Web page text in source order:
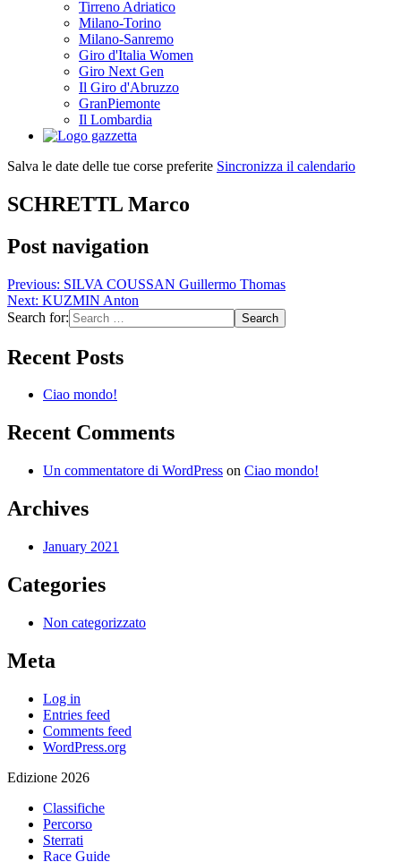
Tirreno Adriatico
Milano-Torino
Milano-Sanremo
Giro d'Italia Women
Giro Next Gen
Il Giro d'Abruzzo
GranPiemonte
Il Lombardia
Salva le date delle tue corse preferite Sincronizza il calendario
SCHRETTL Marco
Post navigation
Previous: SILVA COUSSAN Guillermo Thomas
Next: KUZMIN Anton
Search for:
Recent Posts
Ciao mondo!
Recent Comments
Un commentatore di WordPress on Ciao mondo!
Archives
January 2021
Categories
Non categorizzato
Meta
Log in
Entries feed
Comments feed
WordPress.org
Edizione 2026
Classifiche
Percorso
Sterrati
Race Guide